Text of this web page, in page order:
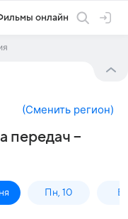
онлайн
(Сменить регион)
передач –
Пн, 10